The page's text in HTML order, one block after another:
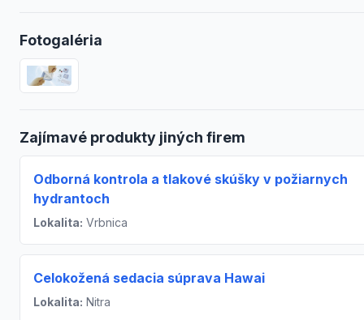
Fotogaléria
Zajímavé produkty jiných firem
Odborná kontrola a tlakové skúšky v požiarnych
hydrantoch
Lokalita: Vrbnica
Celokožená sedacia súprava Hawai
Lokalita: Nitra